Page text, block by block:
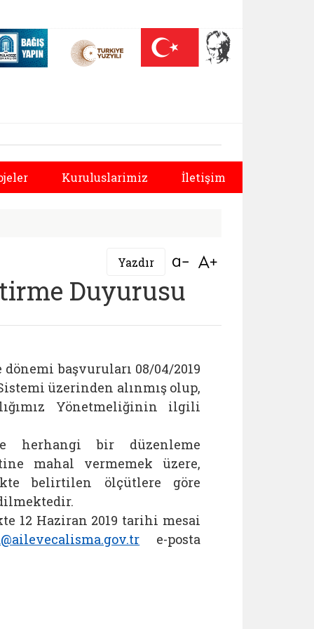
sekmede açılır)
On Yılı (yeni sekmede açılır)
Darülaceze bağış sayfası (yeni sekmede açılır)
Kuruluslarimiz İletişim
|
Sonraki
Yazdır Bağlantıyı aç
Duyurusu
başvuruları 08/04/2019
üzerinden alınmış olup,
Yönetmeliğinin ilgili
herhangi bir düzenleme
mahal vermemek üzere,
belirtilen ölçütlere göre
12 Haziran 2019 tarihi mesai
e-posta